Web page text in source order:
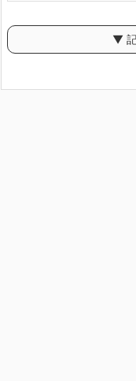
▼